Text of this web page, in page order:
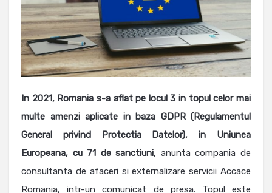
In 2021, Romania s-a aflat pe locul 3 in topul celor mai
multe amenzi aplicate in baza GDPR (Regulamentul
General privind Protectia Datelor), in Uniunea
Europeana, cu 71 de sanctiuni, anunta compania de
consultanta de afaceri si externalizare servicii Accace
Romania, intr-un comunicat de presa. Topul este